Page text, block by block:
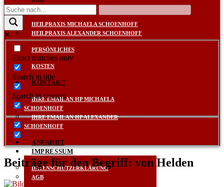
PRAXEN
HEILPRAXIS MICHAELA SCHOENHOFF
HEILPRAXIS ALEXANDER SCHOENHOFF
PERSÖNLICHES
KOSTEN
KONTAKT
IHRE EMAIL AN HP MICHAELA
SCHOENHOFF
IHRE EMAIL AN HP ALEXANDER
SCHOENHOFF
ANFAHRT
IMPRESSUM
DATENSCHUTZERKLÄRUNG
AGB
Exact matches only
Search in title
Search in content
Beiträge für den Begriff: von Helden